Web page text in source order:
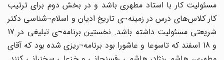
مسئولیت کار با استاد مطهری باشد و در بخش دوم برای ترتیب
کار کلاس‌های درس در زمینه¬ی تاریخ ادیان و اسلام¬شناسی دکتر
شریعتی مسئولیت داشته باشد. نخستین برنامه¬ی تبلیغی در 17
و 18 اسفند که تاسوعا و عاشورا بود برنامه¬ریزی شده بود که آقای